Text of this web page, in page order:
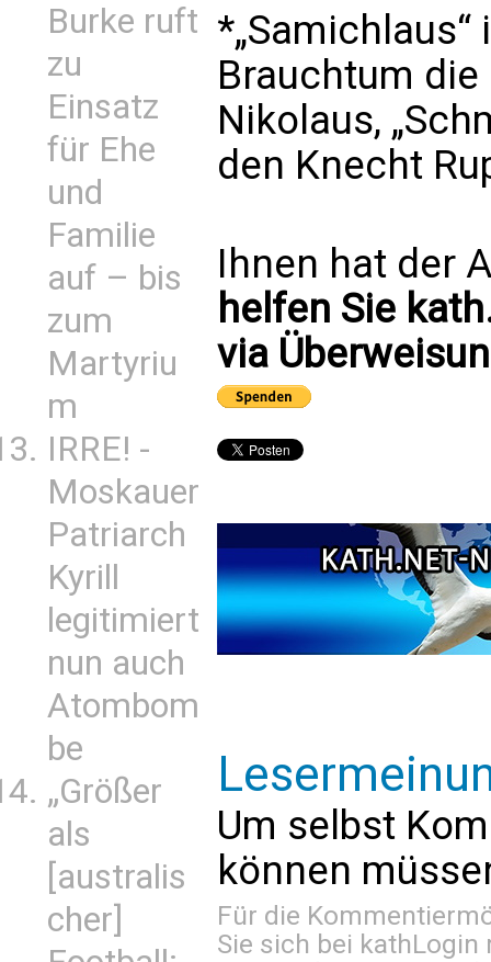
Burke ruft
zu
Einsatz
für Ehe
und
Familie
auf – bis
zum
Martyriu
m
IRRE! -
Moskauer
Patriarch
Kyrill
legitimiert
nun auch
Atombom
be
„Größer
als
[australis
cher]
Brauchtum
Nikolaus,
den Knecht
Ihnen hat der
helfen Sie
via
Um selbst
können
Für die
Sie sich bei kathLogin